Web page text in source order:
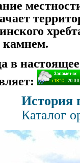
камнем.
в
История
Каталог